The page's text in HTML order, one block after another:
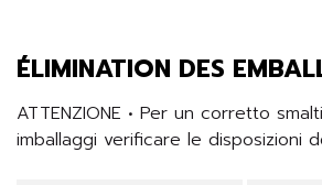
ÉLIMINATION DES
ATTENZIONE • Per un corretto
imballaggi verificare le disposizioni